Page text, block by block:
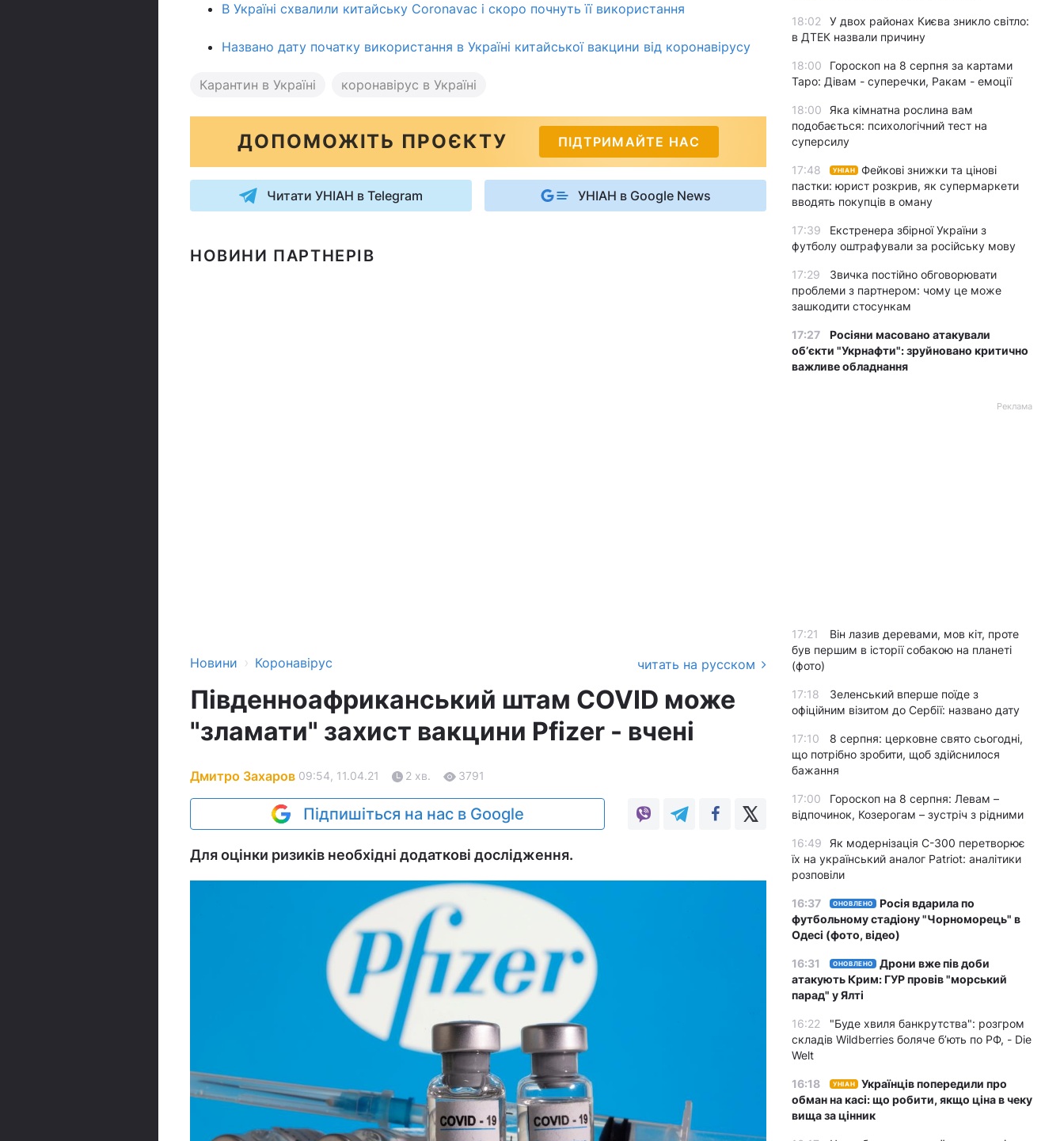
В Україні схвалили китайську Coronavac і скоро почнуть її використання
Названо дату початку використання в Україні китайської вакцини від коронавірусу
Карантин в Україні коронавірус в Україні
ДОПОМОЖІТЬ ПРОЄКТУ ПІДТРИМАЙТЕ НАС
Читати УНІАН в Telegram УНІАН в Google News
НОВИНИ ПАРТНЕРІВ
Новини › Коронавірус читать на русском
Південноафриканський штам COVID може
"зламати" захист вакцини Pfizer - вчені
Дмитро Захаров 09:54, 11.04.21 2 хв. 3791
Підпишіться на нас в Google
Для оцінки ризиків необхідні додаткові дослідження.
18:02
У двох районах Києва зникло світло:
в ДТЕК назвали причину
18:00
Гороскоп на 8 серпня за картами
Таро: Дівам - суперечки, Ракам - емоції
18:00
Яка кімнатна рослина вам
подобається: психологічний тест на
суперсилу
17:48 УНІАН
Фейкові знижки та цінові
пастки: юрист розкрив, як супермаркети
вводять покупців в оману
17:39
Екстренера збірної України з
футболу оштрафували за російську мову
17:29
Звичка постійно обговорювати
проблеми з партнером: чому це може
зашкодити стосункам
17:27
Росіяни масовано атакували
обʼєкти "Укрнафти": зруйновано критично
важливе обладнання
Реклама
17:21
Він лазив деревами, мов кіт, проте
був першим в історії собакою на планеті
(фото)
17:18
Зеленський вперше поїде з
офіційним візитом до Сербії: названо дату
17:10
8 серпня: церковне свято сьогодні,
що потрібно зробити, щоб здійснилося
бажання
17:00
Гороскоп на 8 серпня: Левам –
відпочинок, Козерогам – зустріч з рідними
16:49
Як модернізація С-300 перетворює
їх на український аналог Patriot: аналітики
розповіли
16:37 ОНОВЛЕНО
Росія вдарила по
футбольному стадіону "Чорноморець" в
Одесі (фото, відео)
16:31 ОНОВЛЕНО
Дрони вже пів доби
атакують Крим: ГУР провів "морський
парад" у Ялті
16:22
"Буде хвиля банкрутства": розгром
складів Wildberries боляче бʼють по РФ, - Die
Welt
16:18 УНІАН
Українців попередили про
обман на касі: що робити, якщо ціна в чеку
вища за цінник